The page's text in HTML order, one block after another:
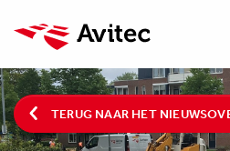
TERUG NAAR HET